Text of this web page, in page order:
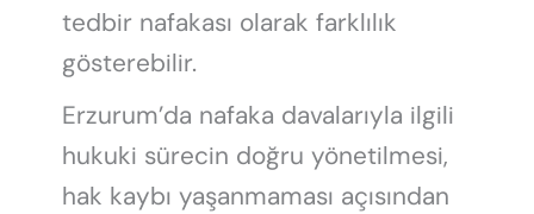
tedbir nafakası olarak farklılık
gösterebilir.
Erzurum’da nafaka davalarıyla ilgili
hukuki sürecin doğru yönetilmesi,
hak kaybı yaşanmaması açısından